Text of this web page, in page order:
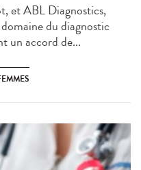
et ABL Diagnostics,
du diagnostic
un accord de...